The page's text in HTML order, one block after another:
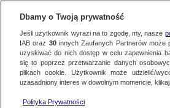
Dbamy o Twoją prywatność
Jeśli użytkownik wyrazi na to zgodę, my, nasze
IAB oraz 30innych Zaufanych Partnerów może
uzyskiwać do nich dostęp w celu zapewnienia
się to poprzez przetwarzanie danych
plikach cookie. Użytkownik może udzielić/
uzasadniony interes w dowolnym momencie,
Polityka Prywatności